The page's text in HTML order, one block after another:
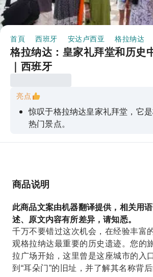
首頁 西班牙 安达卢西亚 格拉纳达
格拉纳达：皇家礼拜堂和历史
｜西班牙
亮点
惊叹于格拉纳达皇家礼拜堂，它
热门景点。
参观伊莎贝拉、费迪南、胡安娜
商品说明
此商品文案由机器翻译提供，相关用
述、原文内容有所差异，请知悉。
千万不要错过这次机会，在经验丰富
观格拉纳达最重要的历史遗迹。您的
拉广场开始，这里曾是这座城市的入
到“耳朵门”的旧址，并了解其名称背后